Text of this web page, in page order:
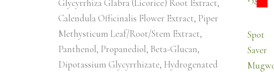
Glycyrrhiza Glabra (Licorice) Root Extract,
Calendula Officinalis Flower Extract, Piper
Methysticum Leaf/Root/Stem Extract,
Panthenol, Propanediol, Beta-Glucan,
Dipotassium Glycyrrhizate, Hydrogenated
Spot
Saver